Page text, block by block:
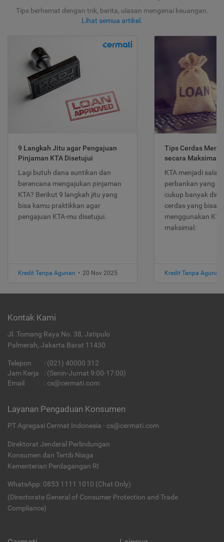
Tips berhemat dengan trik, berita, ulasan mengenai keuangan.
Lihat semua artikel .
9 Langkah Jitu agar Pengajuan
Pinjaman KTA Disetujui
Lagi butuh dana suntikan dan
berencana mengajukan pinjaman
KTA? Berikut 9 langkah jitu yang
bisa kamu praktikkan agar
pengajuan KTA-mu disetujui.
Kredit Tanpa Agunan • 20 Nov 2025
Tips Cerdas
secara Maksimal
KTA menjadi
perbankan yang
cukup banyak
cerdas yang bisa
menggunakan
maksimal:
Kredit Tanpa Agunan
Kontak Kami
Jl. Tomang Raya No. 38, Jatipulo
Palmerah, Jakarta Barat 11430
Telepon : (021) 40000 312
Jam Kerja
: (Senin-Jumat 9:00-17:00)
Email
: cs@cermati.com
Layanan Pengaduan Konsumen
PT Agregasi Cermat Indonesia - cs@cermati.com
Direktorat Jenderal Perlindungan
Konsumen dan Tertib Niaga
Kementerian Perdagangan RI
WhatsApp: 0853 1111 1010 (Chat Only)
(Directorate General of Consumer Protection and Trade
Compliance)